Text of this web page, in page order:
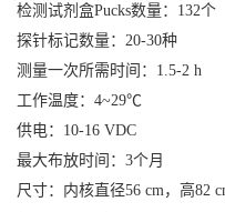
检测试剂盒Pucks数量： 132个
探针标记数量： 20-30种
测量一次所需时间： 1.5-2 h
工作温度： 4~29℃
供电： 10-16 VDC
最大布放时间： 3个月
尺寸：内核直径56 cm，高82